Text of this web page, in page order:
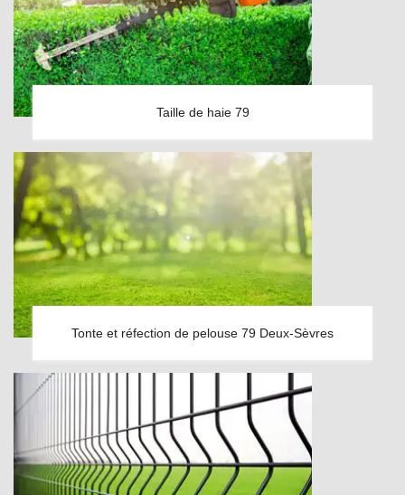
Taille de haie 79
Tonte et réfection de pelouse 79 Deux-Sèvres